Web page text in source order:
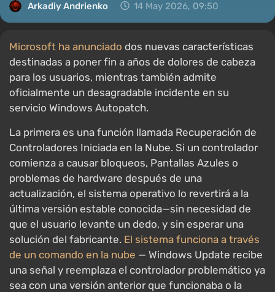
Arkadiy Andrienko 14 May 2026, 09:50
Microsoft ha anunciado dos nuevas características
destinadas a poner fin a años de dolores de cabeza
para los usuarios, mientras también admite
oficialmente un desagradable incidente en su
servicio Windows Autopatch.
La primera es una función llamada Recuperación de
Controladores Iniciada en la Nube. Si un controlador
comienza a causar bloqueos, Pantallas Azules o
problemas de hardware después de una
actualización, el sistema operativo lo revertirá a la
última versión estable conocida—sin necesidad de
que el usuario levante un dedo, y sin esperar una
solución del fabricante. El sistema funciona a través
de un comando en la nube — Windows Update recibe
una señal y reemplaza el controlador problemático ya
sea con una versión anterior que funcionaba o la